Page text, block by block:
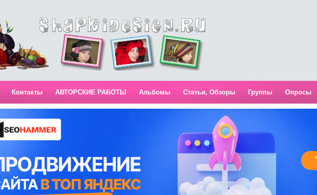
Контакты АВТОРСКИЕ РАБОТЫ Альбомы Статьи, Обзоры Группы Опросы